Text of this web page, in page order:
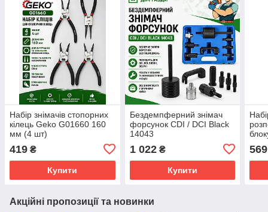
Набір знімачів стопорних
кілець Geko G01660 160
мм (4 шт)
419 ₴
Купити
Бездемпферний знімач
форсунок CDI / DCI Black
14043
1 022₴
Купити
569
Акційні пропозиції та новинки